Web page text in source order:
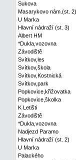
Sukova
Masarykovo nám.(st. 2)
U Marka
Hlavní nádraží (st. 3)
Albert HM
*Dukla,vozovna
Závodiště
Svítkov,les
Svítkov,škola
Svítkov,Kostnická
Svítkov,park
Popkovice,křižovatka
Popkovice,školka
K Letišti
Závodiště
*Dukla,vozovna
Nadjezd Paramo
Hlavní nádraží (st. 2)
U Marka
Palackého